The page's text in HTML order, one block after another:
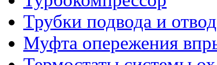
Трубки подвода и
Муфта опережения